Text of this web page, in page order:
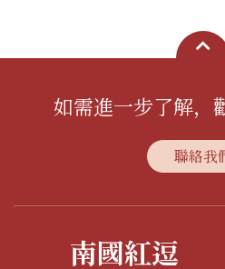
如需進一步了解，
聯絡我
南國紅逗